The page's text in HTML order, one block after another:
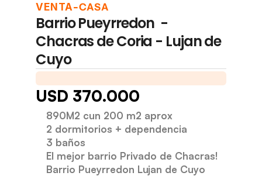
Barrio Pueyrredon  -
Chacras de Coria - Lujan de
Cuyo
USD 370.000
VENTA-CASA
890M2 cun 200 m2 aprox
2 dormitorios + dependencia
3 baños
El mejor barrio Privado de Chacras!
Barrio Pueyrredon Lujan de Cuyo